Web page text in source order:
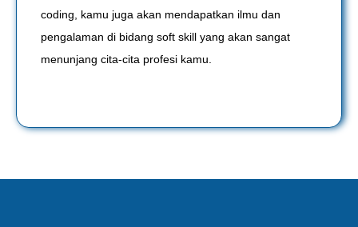
coding, kamu juga akan mendapatkan ilmu dan
pengalaman di bidang soft skill yang akan sangat
menunjang cita-cita profesi kamu.